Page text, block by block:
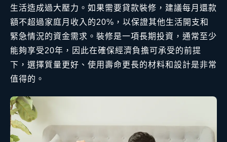
生活造成過大壓力。如果需要貸款裝修，建議每月還款
額不超過家庭月收入的20%，以保證其他生活開支和
緊急情況的資金需求。裝修是一項長期投資，通常至少
能夠享受20年，因此在確保經濟負擔可承受的前提
下，選擇質量更好、使用壽命更長的材料和設計是非常
值得的。